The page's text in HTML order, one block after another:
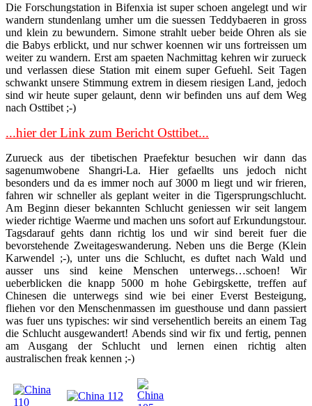
Die Forschungstation in Bifenxia ist super schoen angelegt und wir
wandern stundenlang umher um die suessen Teddybaeren in gross
und klein zu bewundern. Simone strahlt ueber beide Ohren als sie
die Babys erblickt, und nur schwer koennen wir uns fortreissen um
weiter zu wandern. Erst am spaeten Nachmittag kehren wir zurueck
und verlassen diese Station mit einem super Gefuehl. Seit Tagen
schwankt unsere Stimmung extrem in diesem riesigen Land, jedoch
sind wir heute super gelaunt, denn wir befinden uns auf dem Weg
nach Osttibet ;-)
...hier der Link zum Bericht Osttibet...
Zurueck aus der tibetischen Praefektur besuchen wir dann das
sagenumwobene Shangri-La. Hier gefaellts uns jedoch nicht
besonders und da es immer noch auf 3000 m liegt und wir frieren,
fahren wir schneller als geplant weiter in die Tigersprungschlucht.
Am Beginn dieser bekannten Schlucht geniessen wir seit langem
wieder richtige Waerme und machen uns sofort auf Erkundungstour.
Tagsdarauf gehts dann richtig los und wir sind bereit fuer die
bevorstehende Zweitageswanderung. Neben uns die Berge (Klein
Karwendel ;-), unter uns die Schlucht, es duftet nach Wald und
ausser uns sind keine Menschen unterwegs…schoen! Wir
ueberblicken die knapp 5000 m hohe Gebirgskette, treffen auf
Chinesen die unterwegs sind wie bei einer Everst Besteigung,
fliehen vor den Menschenmassen im guesthouse und dann passiert
was fuer uns typisches: wir sind versehentlich bereits an einem Tag
die Schlucht ausgewandert! Abends sind wir fix und fertig, pennen
am Ausgang der Schlucht und lernen einen richtig alten
australischen freak kennen ;-)